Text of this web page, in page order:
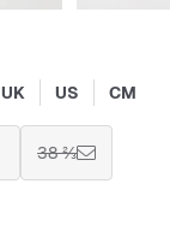
UK US CM
38 ⅔